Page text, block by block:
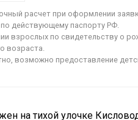
расчет при оформлении
действующему паспорту РФ.
взрослых по свидетельству о
возраста.
возможно предоставление
на тихой улочке